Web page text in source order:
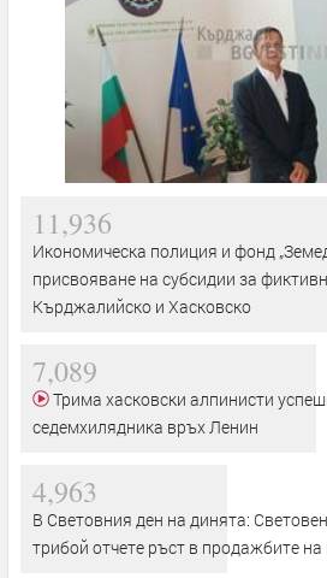
11,936
Икономическа полиция и фонд
присвояване на субсидии за
Кърджалийско и Хасковско
7,089
седемхилядника връх Ленин
4,963
В Световния ден на динята:
трибой отчете ръст в продажбите